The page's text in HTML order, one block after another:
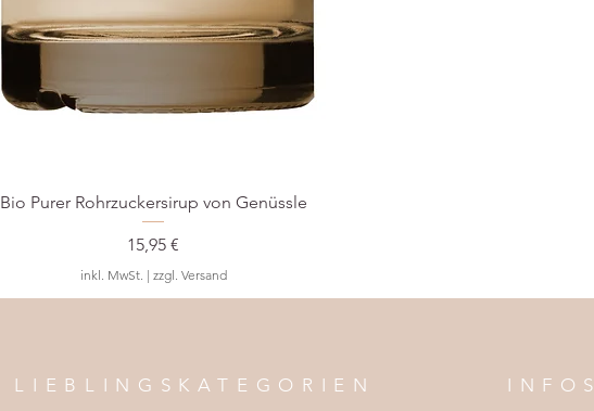
Bio Purer Rohrzuckersirup von Genüssle
Preis
15,95 €
inkl. MwSt. | zzgl. Versand
LIEBLINGSKATEGORIEN INFOS